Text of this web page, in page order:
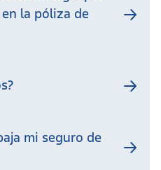
la póliza de
mi seguro de